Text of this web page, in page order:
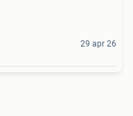
29 apr 26